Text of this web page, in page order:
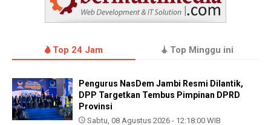
Top 24 Jam Top Minggu ini
Pengurus NasDem Jambi Resmi Dilantik,
DPP Targetkan Tembus Pimpinan DPRD
Provinsi
Sabtu, 08 Agustus 2026 - 12:18:00 WIB